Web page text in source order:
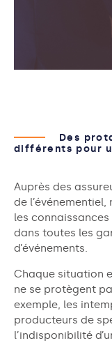
Des
différents pour
Auprès des
de
les
dans toutes les
d’événements.
Chaque situation
ne se protègent
exemple, les
producteurs de
l’indisponibilité